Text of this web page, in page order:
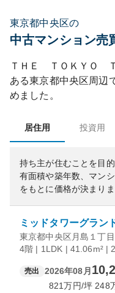
東京都中央区の
中古マンション売
ＴＨＥ ＴＯＫＹＯ Ｔ
ある東京都中央区周辺
めました。
居住用 投資用
持ち主が住むことを目
有面積や築年数、マン
をもとに価格が決まりま
ミッドタワーグラン
東京都中央区月島１丁目
4階 | 1LDK | 41.06m² |
売出 2026年08月
821万円/坪 248